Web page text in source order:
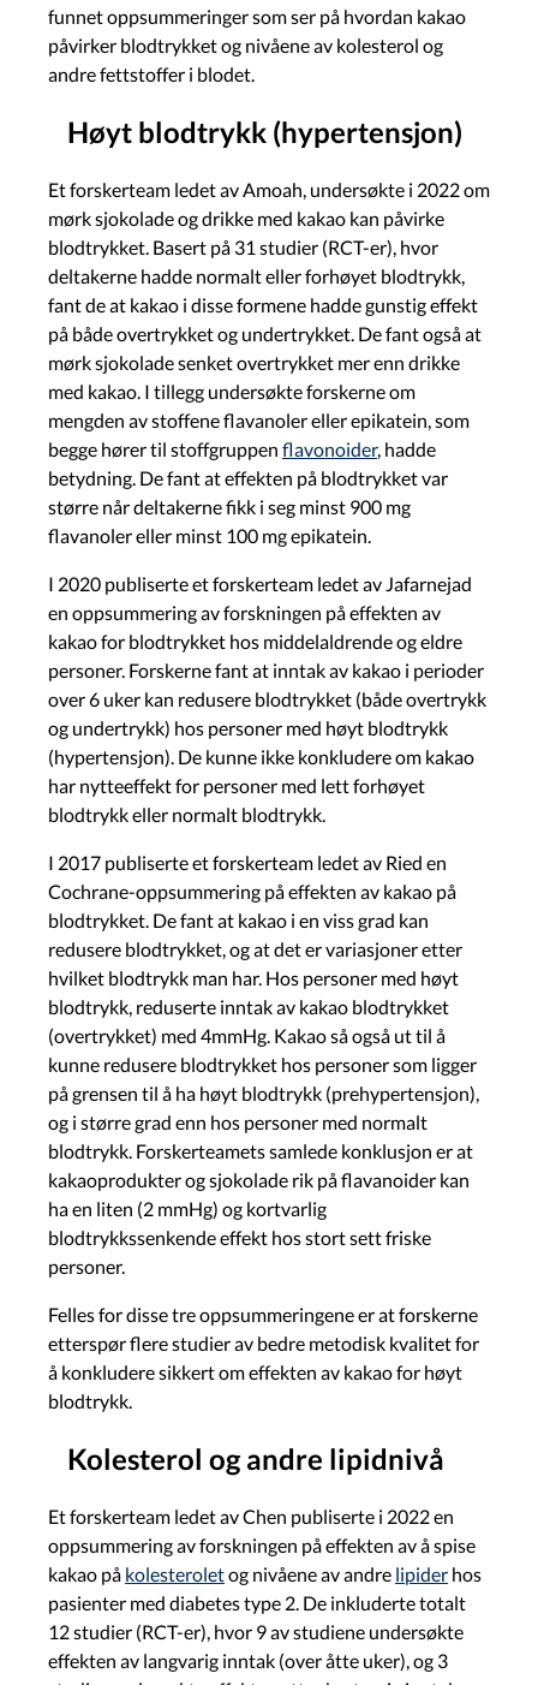
funnet oppsummeringer som ser på hvordan kakao
påvirker blodtrykket og nivåene av kolesterol og
andre fettstoffer i blodet.
Høyt blodtrykk (hypertensjon)
Et forskerteam ledet av Amoah, undersøkte i 2022 om
mørk sjokolade og drikke med kakao kan påvirke
blodtrykket. Basert på 31 studier (RCT-er), hvor
deltakerne hadde normalt eller forhøyet blodtrykk,
fant de at kakao i disse formene hadde gunstig effekt
på både overtrykket og undertrykket. De fant også at
mørk sjokolade senket overtrykket mer enn drikke
med kakao. I tillegg undersøkte forskerne om
mengden av stoffene flavanoler eller epikatein, som
begge hører til stoffgruppen flavonoider, hadde
betydning. De fant at effekten på blodtrykket var
større når deltakerne fikk i seg minst 900 mg
flavanoler eller minst 100 mg epikatein.
I 2020 publiserte et forskerteam ledet av Jafarnejad
en oppsummering av forskningen på effekten av
kakao for blodtrykket hos middelaldrende og eldre
personer. Forskerne fant at inntak av kakao i perioder
over 6 uker kan redusere blodtrykket (både overtrykk
og undertrykk) hos personer med høyt blodtrykk
(hypertensjon). De kunne ikke konkludere om kakao
har nytteeffekt for personer med lett forhøyet
blodtrykk eller normalt blodtrykk.
I 2017 publiserte et forskerteam ledet av Ried en
Cochrane-oppsummering på effekten av kakao på
blodtrykket. De fant at kakao i en viss grad kan
redusere blodtrykket, og at det er variasjoner etter
hvilket blodtrykk man har. Hos personer med høyt
blodtrykk, reduserte inntak av kakao blodtrykket
(overtrykket) med 4mmHg. Kakao så også ut til å
kunne redusere blodtrykket hos personer som ligger
på grensen til å ha høyt blodtrykk (prehypertensjon),
og i større grad enn hos personer med normalt
blodtrykk. Forskerteamets samlede konklusjon er at
kakaoprodukter og sjokolade rik på flavanoider kan
ha en liten (2 mmHg) og kortvarlig
blodtrykkssenkende effekt hos stort sett friske
personer.
Felles for disse tre oppsummeringene er at forskerne
etterspør flere studier av bedre metodisk kvalitet for
å konkludere sikkert om effekten av kakao for høyt
blodtrykk.
Kolesterol og andre lipidnivå
Et forskerteam ledet av Chen publiserte i 2022 en
oppsummering av forskningen på effekten av å spise
kakao på kolesteroletog nivåene av andre lipider hos
pasienter med diabetes type 2. De inkluderte totalt
12 studier (RCT-er), hvor 9 av studiene undersøkte
effekten av langvarig inntak (over åtte uker), og 3